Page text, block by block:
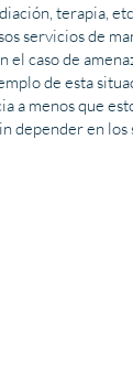
terapia,
servicios de
caso de
de esta
menos que
en